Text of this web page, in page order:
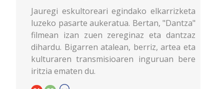
Jauregi eskultoreari egindako elkarrizketa
luzeko pasarte aukeratua. Bertan, "Dantza"
filmean izan zuen zereginaz eta dantzaz
dihardu. Bigarren atalean, berriz, artea eta
kulturaren transmisioaren inguruan bere
iritzia ematen du.